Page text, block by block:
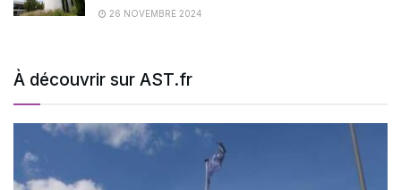
26 NOVEMBRE 2024
À découvrir sur AST.fr